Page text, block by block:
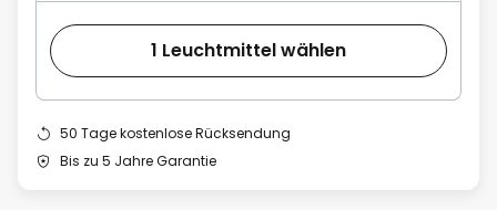
1 Leuchtmittel wählen
50 Tage kostenlose Rücksendung
Bis zu 5 Jahre Garantie